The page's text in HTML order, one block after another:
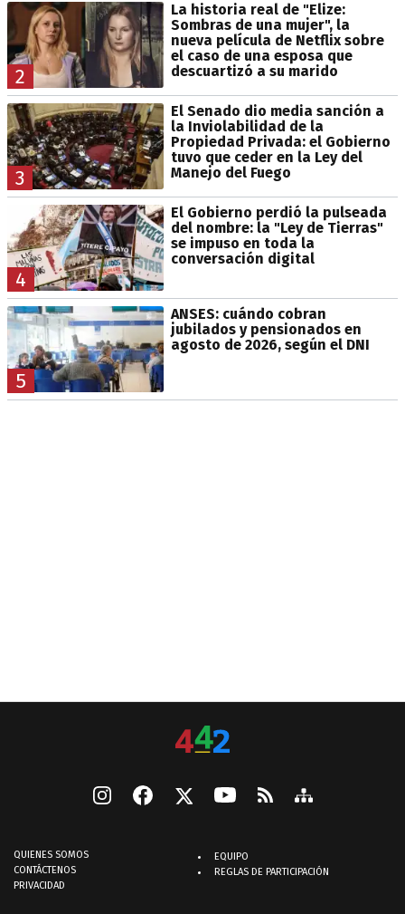
2
La historia real de "Elize:
Sombras de una mujer", la
nueva película de Netflix sobre
el caso de una esposa que
descuartizó a su marido
3
El Senado dio media sanción a
la Inviolabilidad de la
Propiedad Privada: el Gobierno
tuvo que ceder en la Ley del
Manejo del Fuego
4
El Gobierno perdió la pulseada
del nombre: la "Ley de Tierras"
se impuso en toda la
conversación digital
5
ANSES: cuándo cobran
jubilados y pensionados en
agosto de 2026, según el DNI
QUIENES SOMOS
CONTÁCTENOS
PRIVACIDAD
EQUIPO
REGLAS DE PARTICIPACIÓN